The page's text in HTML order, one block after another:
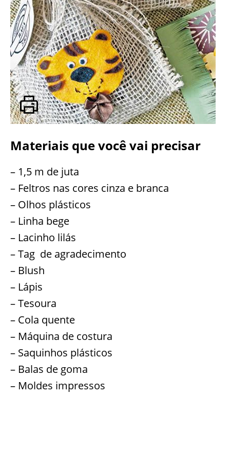
Materiais que você vai precisar
– 1,5 m de juta
– Feltros nas cores cinza e branca
– Olhos plásticos
– Linha bege
– Lacinho lilás
– Tag de agradecimento
– Blush
– Lápis
– Tesoura
– Cola quente
– Máquina de costura
– Saquinhos plásticos
– Balas de goma
– Moldes impressos